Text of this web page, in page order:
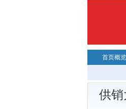
首页概览
供销